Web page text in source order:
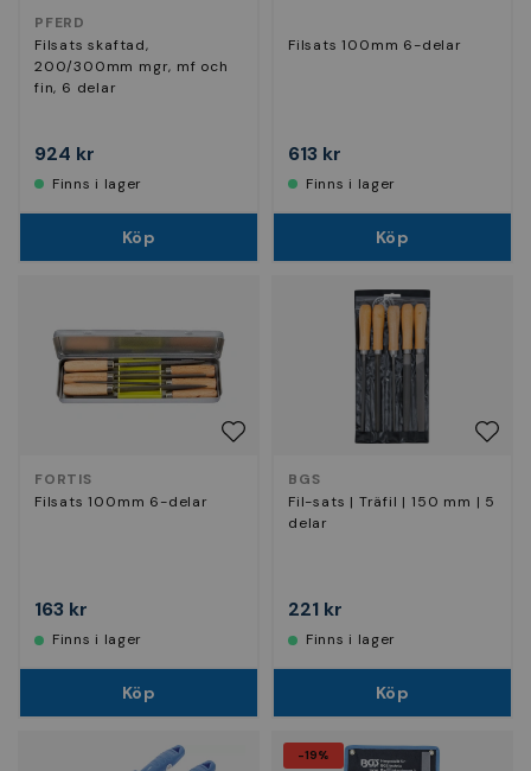
PFERD
Filsats skaftad,
200/300mm mgr, mf och
fin, 6 delar
924 kr
Finns i lager
Köp
Filsats 100mm 6-delar
613 kr
Finns i lager
Köp
FORTIS
Filsats 100mm 6-delar
163 kr
Finns i lager
Köp
BGS
Fil-sats | Träfil | 150 mm | 5
delar
221 kr
Finns i lager
Köp
-19%